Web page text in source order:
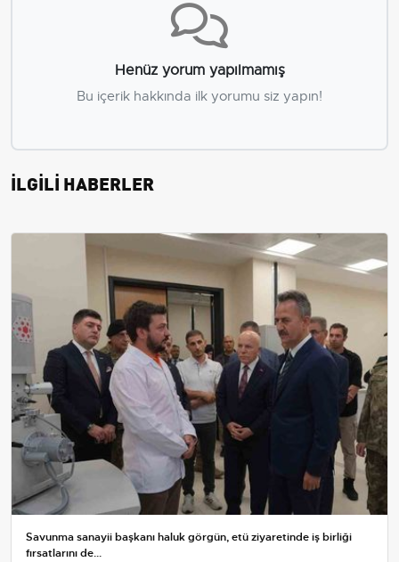
Henüz yorum yapılmamış
Bu içerik hakkında ilk yorumu siz yapın!
İLGİLİ HABERLER
Savunma sanayii başkanı haluk görgün, etü ziyaretinde iş birliği
fırsatlarını de...